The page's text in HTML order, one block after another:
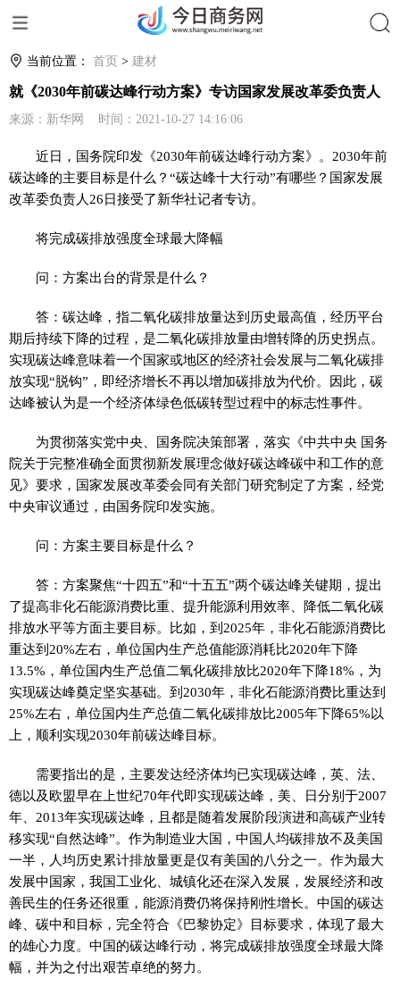
当前位置： 首页 > 建材
就《2030年前碳达峰行动方案》专访国家发展改革委负责人
来源：新华网 时间：2021-10-27 14:16:06
近日，国务院印发《2030年前碳达峰行动方案》。2030年前
碳达峰的主要目标是什么？“碳达峰十大行动”有哪些？国家发展
改革委负责人26日接受了新华社记者专访。
将完成碳排放强度全球最大降幅
问：方案出台的背景是什么？
答：碳达峰，指二氧化碳排放量达到历史最高值，经历平台
期后持续下降的过程，是二氧化碳排放量由增转降的历史拐点。
实现碳达峰意味着一个国家或地区的经济社会发展与二氧化碳排
放实现“脱钩”，即经济增长不再以增加碳排放为代价。因此，碳
达峰被认为是一个经济体绿色低碳转型过程中的标志性事件。
为贯彻落实党中央、国务院决策部署，落实《中共中央 国务
院关于完整准确全面贯彻新发展理念做好碳达峰碳中和工作的意
见》要求，国家发展改革委会同有关部门研究制定了方案，经党
中央审议通过，由国务院印发实施。
问：方案主要目标是什么？
答：方案聚焦“十四五”和“十五五”两个碳达峰关键期，提出
了提高非化石能源消费比重、提升能源利用效率、降低二氧化碳
排放水平等方面主要目标。比如，到2025年，非化石能源消费比
重达到20%左右，单位国内生产总值能源消耗比2020年下降
13.5%，单位国内生产总值二氧化碳排放比2020年下降18%，为
实现碳达峰奠定坚实基础。到2030年，非化石能源消费比重达到
25%左右，单位国内生产总值二氧化碳排放比2005年下降65%以
上，顺利实现2030年前碳达峰目标。
需要指出的是，主要发达经济体均已实现碳达峰，英、法、
德以及欧盟早在上世纪70年代即实现碳达峰，美、日分别于2007
年、2013年实现碳达峰，且都是随着发展阶段演进和高碳产业转
移实现“自然达峰”。作为制造业大国，中国人均碳排放不及美国
一半，人均历史累计排放量更是仅有美国的八分之一。作为最大
发展中国家，我国工业化、城镇化还在深入发展，发展经济和改
善民生的任务还很重，能源消费仍将保持刚性增长。中国的碳达
峰、碳中和目标，完全符合《巴黎协定》目标要求，体现了最大
的雄心力度。中国的碳达峰行动，将完成碳排放强度全球最大降
幅，并为之付出艰苦卓绝的努力。